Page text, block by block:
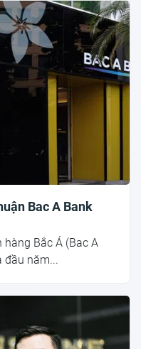
Bac A Bank
Bắc Á (Bac A
đầu năm...